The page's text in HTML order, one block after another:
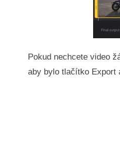
Pokud nechcete video
aby bylo tlačítko Export